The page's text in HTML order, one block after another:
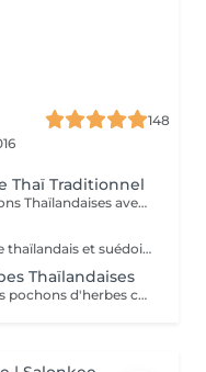
148
Thaï Traditionnel
Découvrez l'une des plus belles traditions Thaïlandaises avec un authentique massage thaïlandais. Offrez à vos articulations et vos muscles un merveilleux soulagement de la tension et de la fatigue, avec une meilleure circulation sanguine, vous laissant une sensation de fraîcheur complète.
Un mélange de technique de massage thaïlandais et suédois pour apaiser toutes les douleurs, débloquer les raideurs et améliorer la flexibilité. L'huile de massage revigorante est utilisée pour élever et rafraîchir les sens.
Thaïlandaises
Un traitement aromatique ancien : des pochons d'herbes cuits à la vapeur, contenant cinq herbes thaïlandaises différentes connues pour leurs propriétés cicatrisantes et rajeunissantes, sont utilisés pour masser le corps pour la guérison et le plaisir. Un massage chauffant pour ceux qui souffrent de muscles très raides et endoloris. L'association de l'huile de massage et de la compresse aux herbes thaïes apaise et favorise l'équilibre et la sérénité.